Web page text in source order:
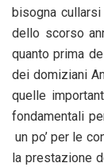
bisogna
dello scorso
quanto prima
dei domiziani
quelle
fondamentali
un po’ per le
la prestazione